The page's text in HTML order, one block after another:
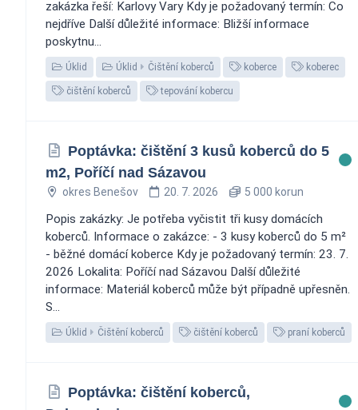
zakázka řeší: Karlovy Vary Kdy je požadovaný termín: Co
nejdříve Další důležité informace: Bližší informace
poskytnu...
Úklid Úklid Čištění koberců koberce koberec
čištění koberců tepování kobercu
Poptávka: čištění 3 kusů koberců do 5
m2, Poříčí nad Sázavou
okres Benešov 20. 7. 2026 5 000 korun
Popis zakázky: Je potřeba vyčistit tři kusy domácích
koberců. Informace o zakázce: - 3 kusy koberců do 5 m²
- běžné domácí koberce Kdy je požadovaný termín: 23. 7.
2026 Lokalita: Poříčí nad Sázavou Další důležité
informace: Materiál koberců může být případně upřesněn.
S...
Úklid Čištění koberců čištění koberců praní koberců
Poptávka: čištění koberců,